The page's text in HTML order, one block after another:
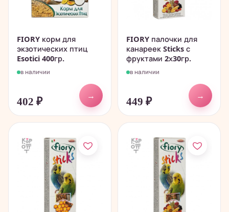
FIORY корм для
экзотических птиц
Esotici 400гр.
в наличии
402 ₽
→
FIORY палочки для
канареек Sticks с
фруктами 2х30гр.
в наличии
449 ₽
→